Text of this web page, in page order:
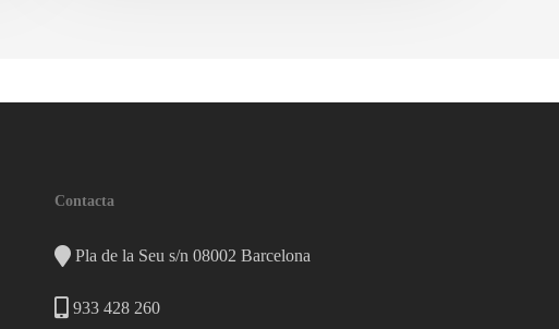
Contacta
Pla de la Seu s/n 08002 Barcelona
933 428 260